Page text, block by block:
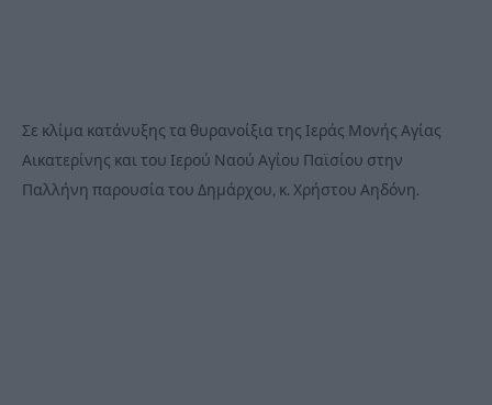
Σε κλίμα κατάνυξης τα θυρανοίξια της Ιεράς Μονής Αγίας
Αικατερίνης και του Ιερού Ναού Αγίου Παϊσίου στην
Παλλήνη παρουσία του Δημάρχου, κ. Χρήστου Αηδόνη.